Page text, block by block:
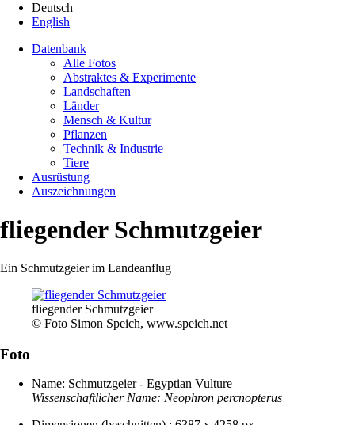
Deutsch
English
Datenbank
Alle Fotos
Abstraktes & Experimente
Landschaften
Länder
Mensch & Kultur
Pflanzen
Technik & Industrie
Tiere
Ausrüstung
Auszeichnungen
fliegender Schmutzgeier
Ein Schmutzgeier im Landeanflug
fliegender Schmutzgeier
© Foto Simon Speich, www.speich.net
Foto
Name: Schmutzgeier - Egyptian Vulture
Wissenschaftlicher Name: Neophron percnopterus